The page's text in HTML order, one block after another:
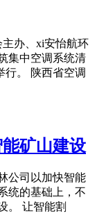
办、xi安怡航环
集中空调系统清
行。 陕西省空调
矿山建设
公司以加快智能
统的基础上，不
。 让智能割